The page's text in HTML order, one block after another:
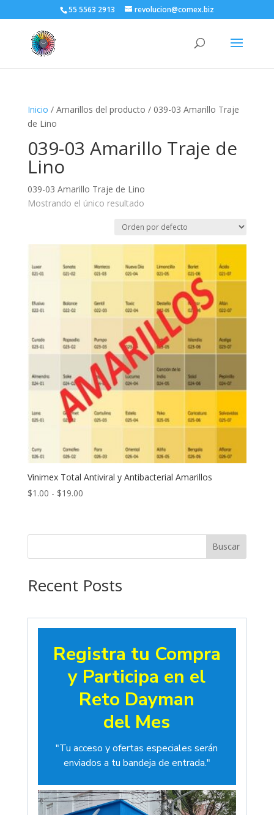
55 5563 2913 revolucion@comex.biz
Inicio / Amarillos del producto / 039-03 Amarillo Traje
de Lino
039-03 Amarillo Traje de
Lino
039-03 Amarillo Traje de Lino
Mostrando el único resultado
Vinimex Total Antiviral y Antibacterial Amarillos
$1.00 - $19.00Rango
desde
Buscar
Recent Posts
Registra tu Compra
y Participa en el
Reto Dayman
del Mes
"Tu acceso y ofertas especiales serán
enviados a tu bandeja de entrada."